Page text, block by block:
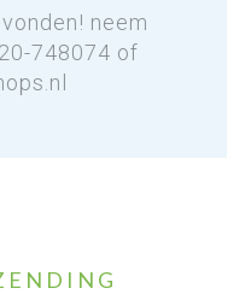
neem
748074 of